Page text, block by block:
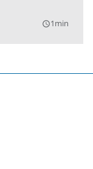
query_builder1min